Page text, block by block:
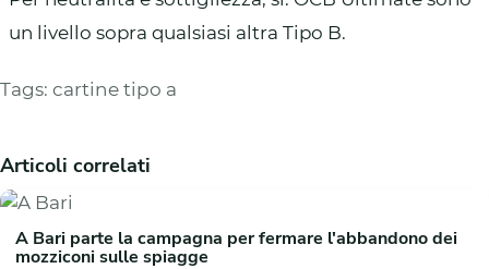
un livello sopra qualsiasi altra Tipo B.
Tags: cartine tipo a
Articoli correlati
A Bari parte la campagna per fermare l'abbandono dei
mozziconi sulle spiagge